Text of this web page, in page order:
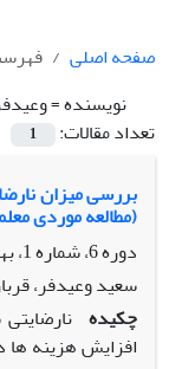
صفحه اصلی
نویسنده =
تعداد مقالات:
1
بررسی میزان
(مطالعه موردی
دوره 6، شماره 1، بهار 1384، صفحه
سعید وعیدفر،
چکیده
افزایش هزینه